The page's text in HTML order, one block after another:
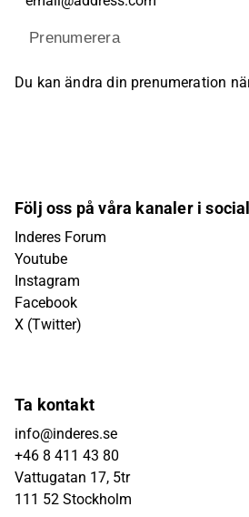
Prenumerera
Du kan ändra din prenumeration
Följ oss på våra kanaler i
Inderes Forum
Youtube
Instagram
Facebook
X (Twitter)
Ta kontakt
info@inderes.se
+46 8 411 43 80
Vattugatan 17, 5tr
111 52 Stockholm